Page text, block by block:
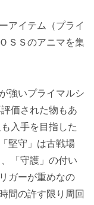
アイテム（プライ
ＳＳのアニマを集
強いプライマルシ
価された物もあ
入手を目指した
堅守 」は古戦場
「 守護 」の付い
ガーが重めなの
間の許す限り周回